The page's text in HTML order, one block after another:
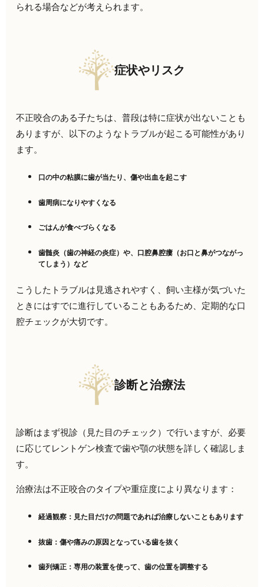
られる場合などが考えられます。
症状やリスク
不正咬合のある子たちは、普段は特に症状が出ないことも
ありますが、以下のようなトラブルが起こる可能性があり
ます。
口の中の粘膜に歯が当たり、傷や出血を起こす
歯周病になりやすくなる
ごはんが食べづらくなる
歯髄炎（歯の神経の炎症）や、口腔鼻腔瘻（お口と鼻がつながっ
てしまう）など
こうしたトラブルは見逃されやすく、飼い主様が気づいた
ときにはすでに進行していることもあるため、定期的な口
腔チェックが大切です。
診断と治療法
診断はまず視診（見た目のチェック）で行いますが、必要
に応じてレントゲン検査で歯や顎の状態を詳しく確認しま
す。
治療法は不正咬合のタイプや重症度により異なります：
経過観察：見た目だけの問題であれば治療しないこともあります
抜歯：傷や痛みの原因となっている歯を抜く
歯列矯正：専用の装置を使って、歯の位置を調整する